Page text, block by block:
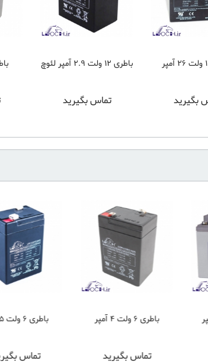
بگیرید
باطری 12 ولت 2.9 آمپر لئوچ
تماس بگیرید
باطری
بگیرید
باطری 12 ولت 1.3 آمپر لئوچ
تماس بگیرید
باطری 12 ولت 2.9 آمپر لئوچ